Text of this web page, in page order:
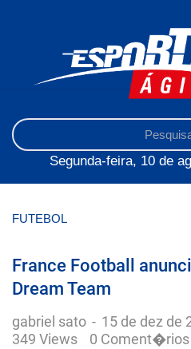
Segunda-feira, 10 de
FUTEBOL
France Football
Dream Team
gabriel sato - 15 de dez de
349 Views
0 Coment�rios